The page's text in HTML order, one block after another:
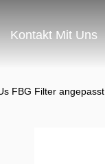
Kontakt Mit Uns
FBG Filter angepasst